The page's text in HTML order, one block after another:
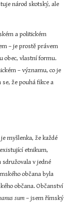
národ skotský, ale
a politickém
– je prostě právem
obec, vlastní formu.
– významu, co je
že pouhá fikce a
myšlenka, že každé
etnikum,
sdružovala v jedné
občana byla
občana. Občanství
sum – jsem římský